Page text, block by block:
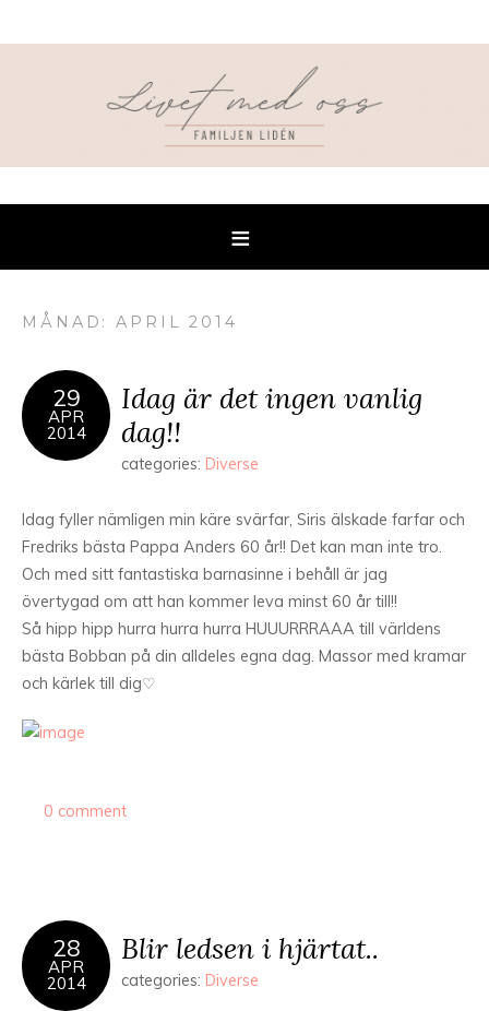
MÅNAD: APRIL 2014
29
APR
2014
Idag är det ingen vanlig
dag!!
categories: Diverse
Idag fyller nämligen min käre svärfar, Siris älskade farfar och
Fredriks bästa Pappa Anders 60 år!! Det kan man inte tro.
Och med sitt fantastiska barnasinne i behåll är jag
övertygad om att han kommer leva minst 60 år till!!
Så hipp hipp hurra hurra hurra HUUURRRAAA till världens
bästa Bobban på din alldeles egna dag. Massor med kramar
och kärlek till dig♡
0 comment
28
APR
2014
Blir ledsen i hjärtat..
categories: Diverse